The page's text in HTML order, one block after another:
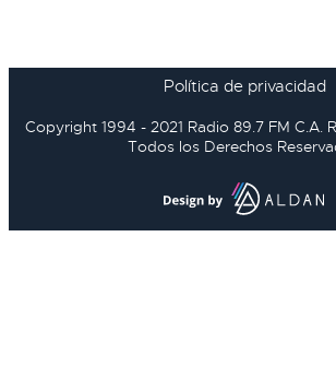
Política de privacidad
Copyright 1994 - 2021 Radio 89.7 FM C.A.
Todos los Derechos